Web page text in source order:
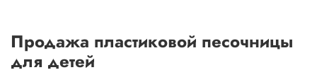
Продажа пластиковой песочницы
для детей